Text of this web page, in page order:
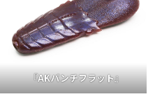
『AKパンチフラット』